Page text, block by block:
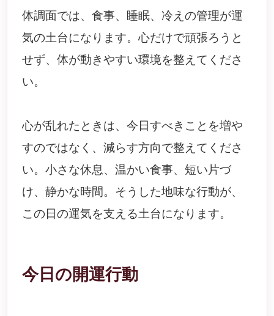
体調面では、食事、睡眠、冷えの管理が運
気の土台になります。心だけで頑張ろうと
せず、体が動きやすい環境を整えてくださ
い。
心が乱れたときは、今日すべきことを増や
すのではなく、減らす方向で整えてくださ
い。小さな休息、温かい食事、短い片づ
け、静かな時間。そうした地味な行動が、
この日の運気を支える土台になります。
今日の開運行動